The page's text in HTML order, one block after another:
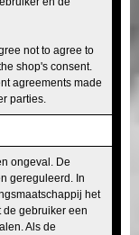
not to agree to
shop's consent.
agreements made
parties.
ongeval. De
gereguleerd. In
het
de gebruiker een
Als de